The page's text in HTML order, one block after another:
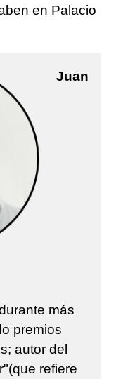
en Palacio
Juan
más
premios
autor del
refiere